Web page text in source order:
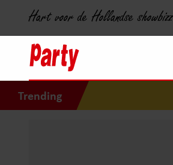
Hart voor de Hollandse showbizz
Trending